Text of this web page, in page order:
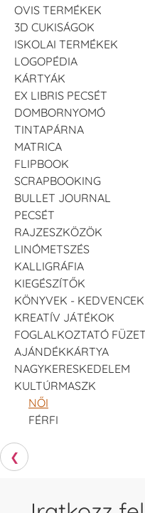
OVIS TERMÉKEK
3D CUKISÁGOK
ISKOLAI TERMÉKEK
LOGOPÉDIA
KÁRTYÁK
EX LIBRIS PECSÉT
DOMBORNYOMÓ
TINTAPÁRNA
MATRICA
FLIPBOOK
SCRAPBOOKING
BULLET JOURNAL
PECSÉT
RAJZESZKÖZÖK
LINÓMETSZÉS
KALLIGRÁFIA
KIEGÉSZÍTŐK
KÖNYVEK - KEDVENCEK
KREATÍV JÁTÉKOK
FOGLALKOZTATÓ FÜZET
AJÁNDÉKKÁRTYA
NAGYKERESKEDELEM
KULTÚRMASZK
NŐI
FÉRFI
❮